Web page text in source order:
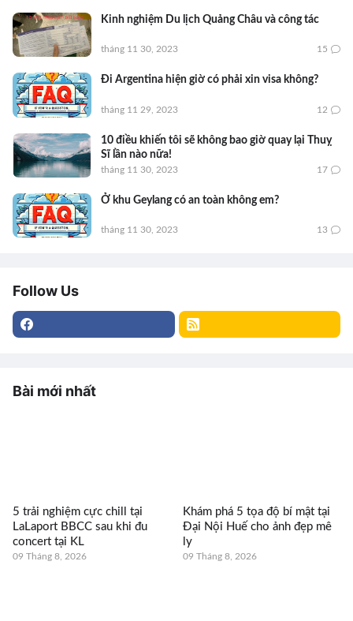
Kinh nghiệm Du lịch Quảng Châu và công tác
tháng 11 30, 2023 15
Đi Argentina hiện giờ có phải xin visa không?
tháng 11 29, 2023 12
10 điều khiến tôi sẽ không bao giờ quay lại Thuỵ
Sĩ lần nào nữa!
tháng 11 30, 2023 17
Ở khu Geylang có an toàn không em?
tháng 11 30, 2023 13
Follow Us
Bài mới nhất
5 trải nghiệm cực chill tại
LaLaport BBCC sau khi đu
concert tại KL
09 Tháng 8, 2026
Khám phá 5 tọa độ bí mật tại
Đại Nội Huế cho ảnh đẹp mê
ly
09 Tháng 8, 2026